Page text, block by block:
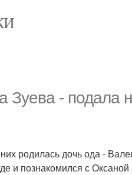
- подала
родилась дочь ода -
и познакомился с